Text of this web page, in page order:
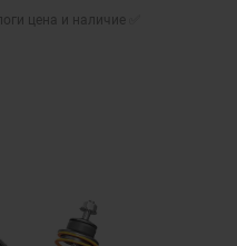
цена и наличие ✅